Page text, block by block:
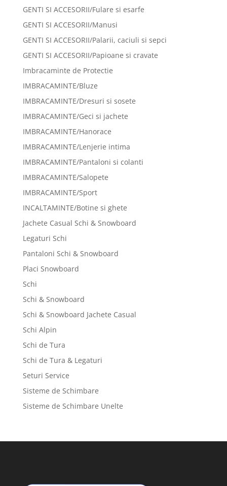
GENTI SI ACCESORII/Fulare si esarfe
GENTI SI ACCESORII/Manusi
GENTI SI ACCESORII/Palarii, caciuli si sepci
GENTI SI ACCESORII/Papioane si cravate
Imbracaminte de Protectie
IMBRACAMINTE/Bluze
IMBRACAMINTE/Dresuri si sosete
IMBRACAMINTE/Geci si jachete
IMBRACAMINTE/Hanorace
IMBRACAMINTE/Lenjerie intima
IMBRACAMINTE/Pantaloni si colanti
IMBRACAMINTE/Salopete
IMBRACAMINTE/Sport
INCALTAMINTE/Botine si ghete
Jachete Casual Schi & Snowboard
Legaturi Schi
Pantaloni Schi & Snowboard
Placi Snowboard
Schi
Schi & Snowboard
Schi & Snowboard Jachete Casual
Schi Alpin
Schi de Tura
Schi de Tura & Legaturi
Seturi Service
Sisteme de Schimbare
Sisteme de Schimbare Unelte